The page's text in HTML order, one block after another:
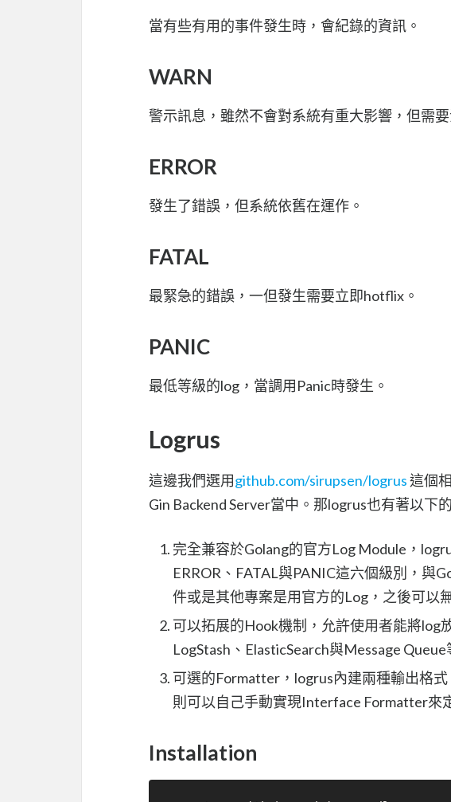
當有些有用的事件發生時，會紀錄的資訊。
WARN
警示訊息，雖然不會對系統有重大影響，但需
ERROR
發生了錯誤，但系統依舊在運作。
FATAL
最緊急的錯誤，一但發生需要立即hotflix。
PANIC
最低等級的log，當調用Panic時發生。
Logrus
這邊我們選用github.com/sirupsen/logrus這個
Gin Backend Server當中。那logrus也有著以下
完全兼容於Golang的官方Log Module，
ERROR、FATAL與PANIC這六個級別，與
件或是其他專案是用官方的Log，之後可以
可以拓展的Hook機制，允許使用者能將log
LogStash、ElasticSearch與Message Queue
可選的Formatter，logrus內建兩種輸出格
則可以自己手動實現Interface Formatter來
Installation